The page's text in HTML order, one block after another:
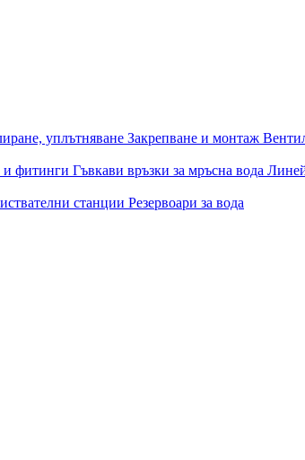
уплътняване Закрепване и монтаж
и фитинги Гъвкави връзки за мръсна вода
станции Резервоари за вода